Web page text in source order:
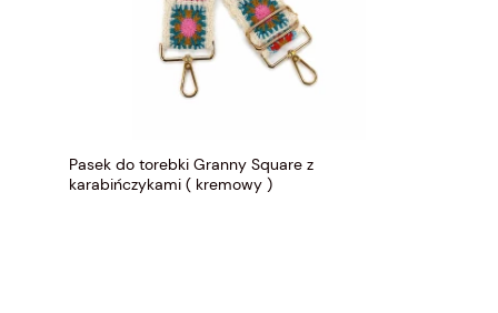
Pasek do torebki Granny Square z
karabińczykami ( kremowy )